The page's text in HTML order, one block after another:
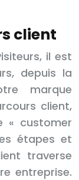
client
il est
depuis la
marque
client,
« customer
étapes et
traverse
entreprise.